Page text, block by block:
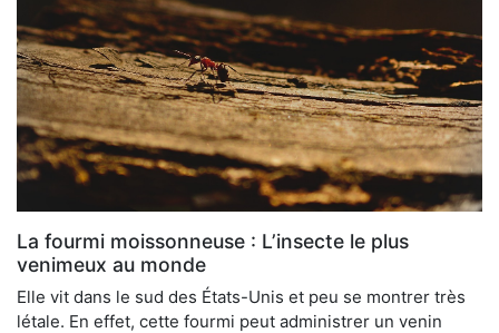
La fourmi moissonneuse : L’insecte le plus
venimeux au monde
Elle vit dans le sud des États-Unis et peu se montrer très
létale. En effet, cette fourmi peut administrer un venin